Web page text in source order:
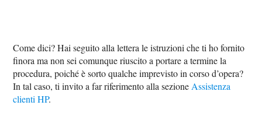
Come dici? Hai seguito alla lettera le istruzioni che ti ho fornito
finora ma non sei comunque riuscito a portare a termine la
procedura, poiché è sorto qualche imprevisto in corso d’opera?
In tal caso, ti invito a far riferimento alla sezione Assistenza
clienti HP.